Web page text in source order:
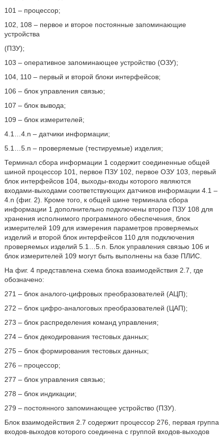
101 – процессор;
102, 108 – первое и второе постоянные запоминающие
устройства
(ПЗУ);
103 – оперативное запоминающее устройство (ОЗУ);
104, 110 – первый и второй блоки интерфейсов;
106 – блок управления связью;
107 – блок вывода;
109 – блок измерителей;
4.1…4.n – датчики информации;
5.1…5.n – проверяемые (тестируемые) изделия;
Терминал сбора информации 1 содержит соединенные общей
шиной процессор 101, первое ПЗУ 102, первое ОЗУ 103, первый
блок интерфейсов 104, выходы-входы которого являются
входами-выходами соответствующих датчиков информации 4.1 –
4.n (фиг. 2). Кроме того, к общей шине терминала сбора
информации 1 дополнительно подключены второе ПЗУ 108 для
хранения исполнимого программного обеспечения, блок
измерителей 109 для измерения параметров проверяемых
изделий и второй блок интерфейсов 110 для подключения
проверяемых изделий 5.1…5.n. Блок управления связью 106 и
блок измерителей 109 могут быть выполнены на базе ПЛИС.
На фиг. 4 представлена схема блока взаимодействия 2.7, где
обозначено:
271 – блок аналого-цифровых преобразователей (АЦП);
272 – блок цифро-аналоговых преобразователей (ЦАП);
273 – блок распределения команд управления;
274 – блок декодирования тестовых данных;
275 – блок формирования тестовых данных;
276 – процессор;
277 – блок управления связью;
278 – блок индикации;
279 – постоянного запоминающее устройство (ПЗУ).
Блок взаимодействия 2.7 содержит процессор 276, первая группа
входов-выходов которого соединена с группой входов-выходов